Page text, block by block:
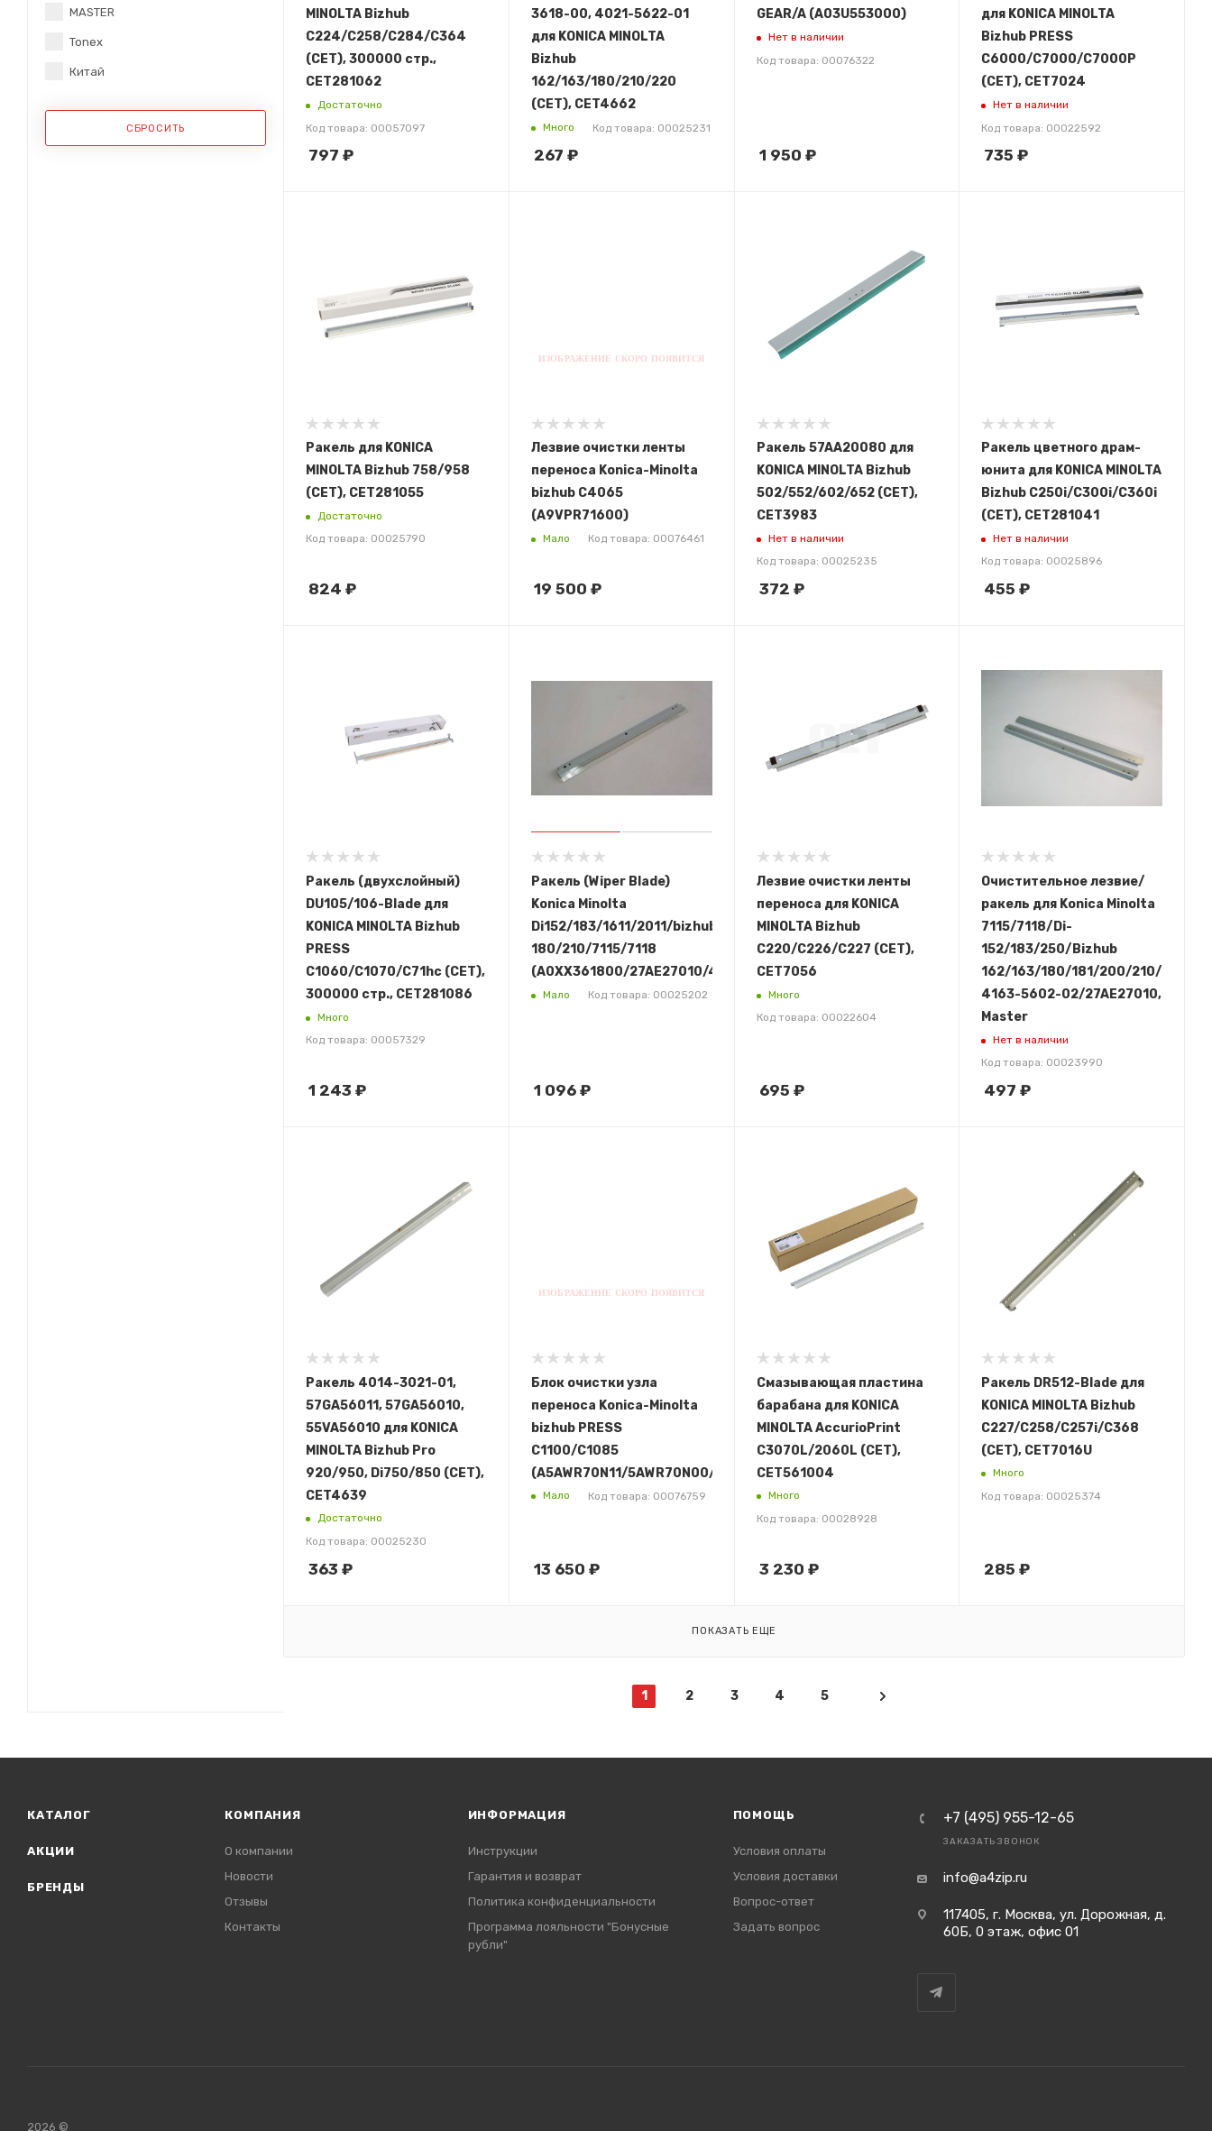
MASTER
Tonex
Китай
СБРОСИТЬ
MINOLTA Bizhub
C224/C258/C284/C364
(CET), 300000 стр.,
CET281062
Достаточно
Код товара: 00057097
797 ₽
3618-00, 4021-5622-01
для KONICA MINOLTA
Bizhub
162/163/180/210/220
(CET), CET4662
Много Код товара: 00025231
267 ₽
GEAR/A (A03U553000)
Нет в наличии
Код товара: 00076322
1 950 ₽
для KONICA MINOLTA
Bizhub PRESS
C6000/C7000/C7000P
(CET), CET7024
Нет в наличии
Код товара: 00022592
735 ₽
Ракель для KONICA
MINOLTA Bizhub 758/958
(CET), CET281055
Достаточно
Код товара: 00025790
824 ₽
Лезвие очистки ленты
переноса Konica-Minolta
bizhub С4065
(A9VPR71600)
Мало Код товара: 00076461
19 500 ₽
Ракель 57AA20080 для
KONICA MINOLTA Bizhub
502/552/602/652 (CET),
CET3983
Нет в наличии
Код товара: 00025235
372 ₽
Ракель цветного драм-
юнита для KONICA MINOLTA
Bizhub C250i/C300i/C360i
(CET), CET281041
Нет в наличии
Код товара: 00025896
455 ₽
Ракель (двухслойный)
DU105/106-Blade для
KONICA MINOLTA Bizhub
PRESS
C1060/C1070/C71hc (CET),
300000 стр., CET281086
Много
Код товара: 00057329
1 243 ₽
Ракель (Wiper Blade)
Konica Minolta
Di152/183/1611/2011/bizhub
180/210/7115/7118
(A0XX361800/27AE27010/4021562201/4163560202)
Мало Код товара: 00025202
1 096 ₽
Лезвие очистки ленты
переноса для KONICA
MINOLTA Bizhub
C220/C226/C227 (CET),
CET7056
Много
Код товара: 00022604
695 ₽
Очистительное лезвие/
ракель для Konica Minolta
7115/7118/Di-
152/183/250/Bizhub
162/163/180/181/200/210/211/
4163-5602-02/27AE27010,
Master
Нет в наличии
Код товара: 00023990
497 ₽
Ракель 4014-3021-01,
57GA56011, 57GA56010,
55VA56010 для KONICA
MINOLTA Bizhub Pro
920/950, Di750/850 (CET),
CET4639
Достаточно
Код товара: 00025230
363 ₽
Блок очистки узла
переноса Konica-Minolta
bizhub PRESS
C1100/C1085
(A5AWR70N11/5AWR70N00/A5AWR70N22)
Мало Код товара: 00076759
13 650 ₽
Смазывающая пластина
барабана для KONICA
MINOLTA AccurioPrint
C3070L/2060L (CET),
CET561004
Много
Код товара: 00028928
3 230 ₽
Ракель DR512-Blade для
KONICA MINOLTA Bizhub
C227/C258/C257i/C368
(CET), CET7016U
Много
Код товара: 00025374
285 ₽
ПОКАЗАТЬ ЕЩЕ
1 2 3 4 5
КАТАЛОГ
АКЦИИ
БРЕНДЫ
КОМПАНИЯ
О компании
Новости
Отзывы
Контакты
ИНФОРМАЦИЯ
Инструкции
Гарантия и возврат
Политика конфиденциальности
Программа лояльности "Бонусные
рубли"
ПОМОЩЬ
Условия оплаты
Условия доставки
Вопрос-ответ
Задать вопрос
+7 (495) 955-12-65
ЗАКАЗАТЬ ЗВОНОК
info@a4zip.ru
117405, г. Москва, ул. Дорожная, д.
60Б, 0 этаж, офис 01
2026 ©